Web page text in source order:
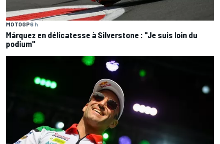
MOTOGP6 h
Márquez en délicatesse à Silverstone : "Je suis loin du
podium"